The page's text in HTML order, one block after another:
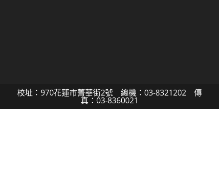
校址：970花蓮市菁華街2號 總機：03-8321202 傳
真：03-8360021